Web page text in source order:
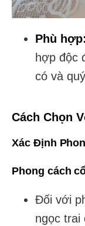
Phù hợp:
hợp độc
có và
Cách Chọn
Xác Định
Phong cách
Đối với
ngọc trai